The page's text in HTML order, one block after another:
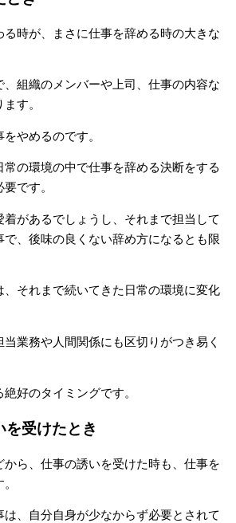
時が、まさに仕事を辞める時の大きな
組織のメンバーや上司、仕事の内容な
す。
やめるのです。
常の環境の中で仕事を辞める決断をする
です。
があるでしょうし、それまで担当して
で、後味の良くない辞め方になるとも限
、それまで続いてきた日常の環境に変化
業務や人間関係にも区切りがつき易く
好のタイミングです。
を受けたとき
から、仕事の誘いを受けた時も、仕事を
、自分自身が少なからず必要とされて